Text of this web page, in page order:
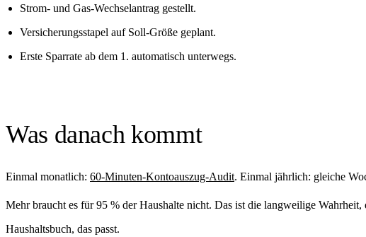
Strom- und Gas-Wechselantrag gestellt.
Versicherungsstapel auf Soll-Größe geplant.
Erste Sparrate ab dem 1. automatisch unterwegs.
Was danach kommt
Einmal monatlich: 60-Minuten-Kontoauszug-Audit. Einmal jährlich: gleiche
Mehr braucht es für 95 % der Haushalte nicht. Das ist die langweilige
Haushaltsbuch, das passt.